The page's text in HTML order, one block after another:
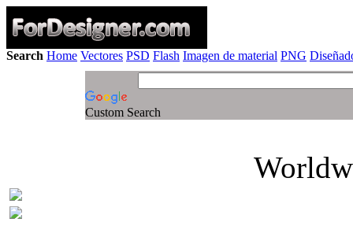
Search Home Vectores PSD Flash Imagen de material PNG
Custom Search